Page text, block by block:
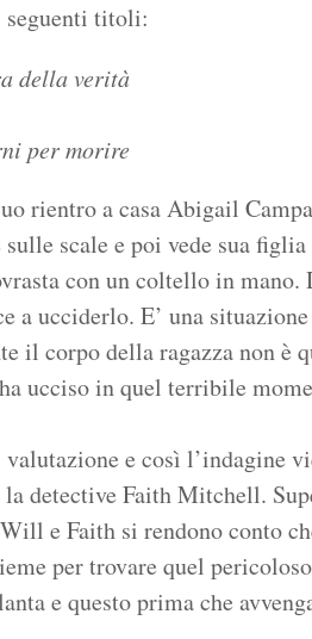
seguenti titoli:
della verità
per morire
rientro a casa Abigail
scale e poi vede sua
con un coltello in mano.
a ucciderlo. E’ una
il corpo della ragazza non è
ucciso in quel terribile
e così l’indagine
detective Faith Mitchell.
e Faith si rendono conto
per trovare quel
e questo prima che